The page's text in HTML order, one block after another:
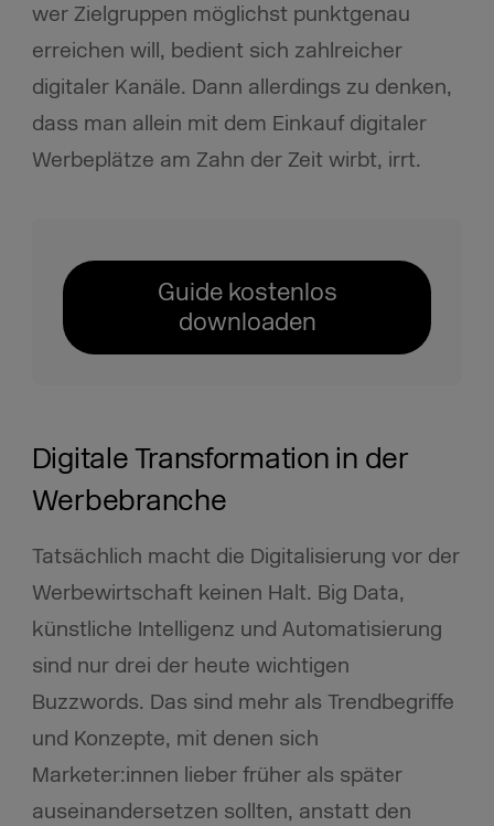
wer Zielgruppen möglichst punktgenau
erreichen will, bedient sich zahlreicher
digitaler Kanäle. Dann allerdings zu denken,
dass man allein mit dem Einkauf digitaler
Werbeplätze am Zahn der Zeit wirbt, irrt.
Guide kostenlos
downloaden
Digitale Transformation in der
Werbebranche
Tatsächlich macht die Digitalisierung vor der
Werbewirtschaft keinen Halt. Big Data,
künstliche Intelligenz und Automatisierung
sind nur drei der heute wichtigen
Buzzwords. Das sind mehr als Trendbegriffe
und Konzepte, mit denen sich
Marketer:innen lieber früher als später
auseinandersetzen sollten, anstatt den